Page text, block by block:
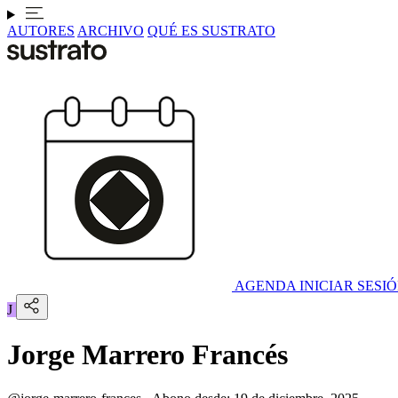
AUTORES ARCHIVO QUÉ ES SUSTRATO
AGENDA INICIAR
J
Jorge Marrero Francés